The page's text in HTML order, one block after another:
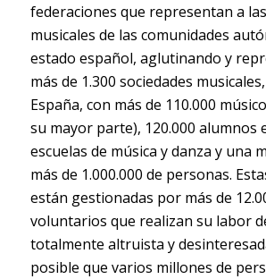
federaciones que representan a
musicales de las comunidades
estado español, aglutinando y
más de 1.300 sociedades
España, con más de 110.000
su mayor parte), 120.000 alumnos
escuelas de música y danza y una
más de 1.000.000 de personas.
están gestionadas por más de
voluntarios que realizan su labor
totalmente altruista y
posible que varios millones de